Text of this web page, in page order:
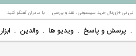
نی نی +ژورنال خربد سیسمونی ، نقد و بررسی با مادران گفتگو کنید
پرسش و پاسخ ویدیو ها والدین ابزار